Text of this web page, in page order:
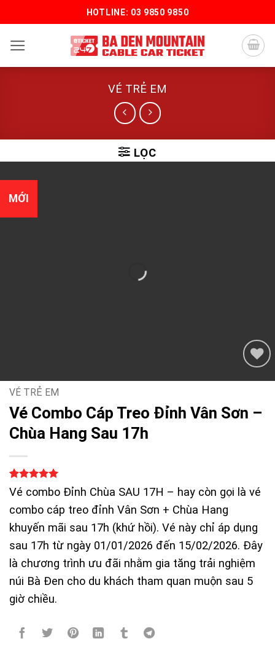
qua
nội
HOTLINE: 03 9850 9850
VÉ TRẺ EM
LỌC
MỚI
VÉ TRẺ EM
Vé Combo Cáp Treo Đỉnh Vân Sơn –
Chùa Hang Sau 17h
5 trên 5
dựa trên
1
đánh giá
Vé combo Đỉnh Chùa SAU 17H – hay còn gọi là vé
combo cáp treo đỉnh Vân Sơn + Chùa Hang
khuyến mãi sau 17h (khứ hồi). Vé này chỉ áp dụng
sau 17h từ ngày 01/01/2026 đến 15/02/2026. Đây
là chương trình ưu đãi nhằm gia tăng trải nghiệm
núi Bà Đen cho du khách tham quan muộn sau 5
giờ chiều.